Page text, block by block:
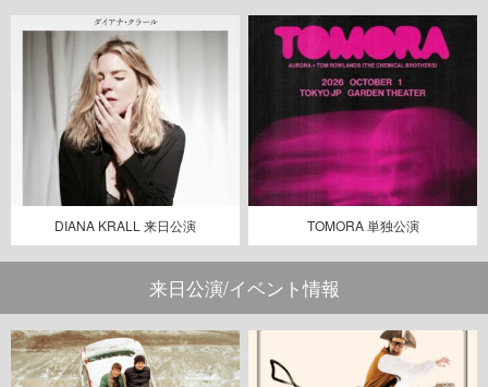
DIANA KRALL 来日公演 TOMORA 単独公演
来日公演/イベント情報